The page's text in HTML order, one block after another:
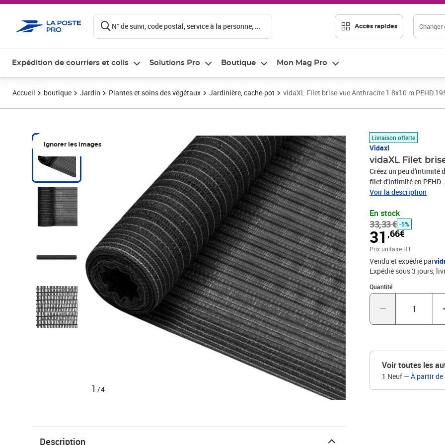
N° de suivi, code postal, service à la personne, ... Accès rapides Changer
Expédition de courriers et colis Solutions Pro Boutique Mon Mag Pro
Accueil boutique Jardin Plantes et soins des végétaux Jardinière, cache-pot vidaXL Filet brise-vue Anthracite 1 8x10 m PEHD
Ignorer les images
1 /4
Livraison offerte
Vidaxl
vidaXL Filet
Créez un peu d'intimité
filet d'intimité en
d'ombrage pour jardin
de la brise. Vous
selon vos besoins. Bon
inclus) pour une
tenir compte de la
l'achat.Couleur :
densité)Densité : 195 g
aux UV,
Voir la description
En stock
33,33 €
Prix barré 33,33 €
-5%
31,66€
Prix 31,66€
Prix unitaire HT
Vendu et expédié par
Expédié sous 3 jours
Quantité
Quantité : 1
Voir toutes les
1 Neuf —À partir de
Description